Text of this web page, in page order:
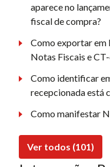
aparece no
fiscal de compra?
Como exportar em
Notas Fiscais e CT-
Como identificar
recepcionada está
Como manifestar
Ver todos (101)